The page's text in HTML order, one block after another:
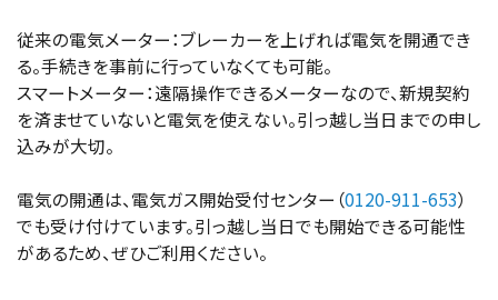
従来の電気メーター：ブレーカーを上げれば電気を開通でき
る。手続きを事前に行っていなくても可能。
スマートメーター：遠隔操作できるメーターなので、新規契約
を済ませていないと電気を使えない。引っ越し当日までの申し
込みが大切。
電気の開通は、電気ガス開始受付センター（0120-911-653）
でも受け付けています。引っ越し当日でも開始できる可能性
があるため、ぜひご利用ください。